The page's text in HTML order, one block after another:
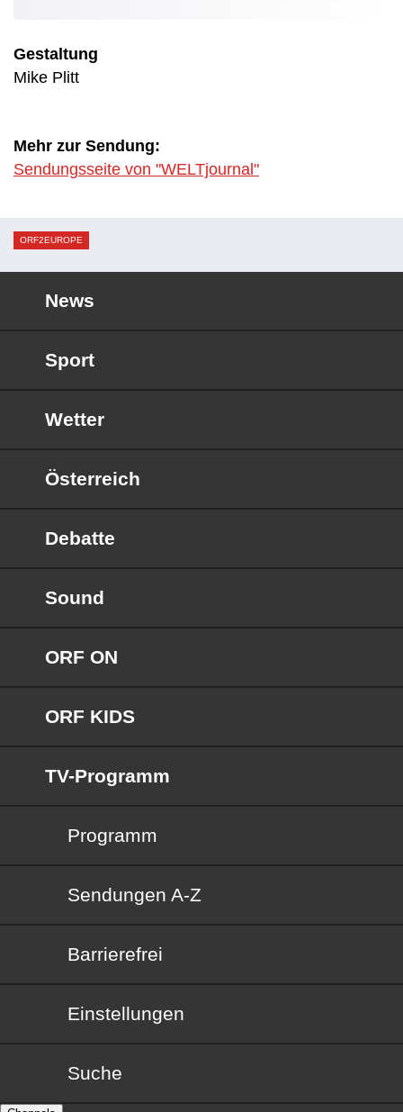
Gestaltung
Mike Plitt
Mehr zur Sendung:
Sendungsseite von "WELTjournal"
ORF2EUROPE
News
Sport
Wetter
Österreich
Debatte
Sound
ORF ON
ORF KIDS
TV-Programm
Programm
Sendungen von A bis Z
Sendungen A-Z
Barrierefrei
Barrierefrei
Einstellungen
Suche